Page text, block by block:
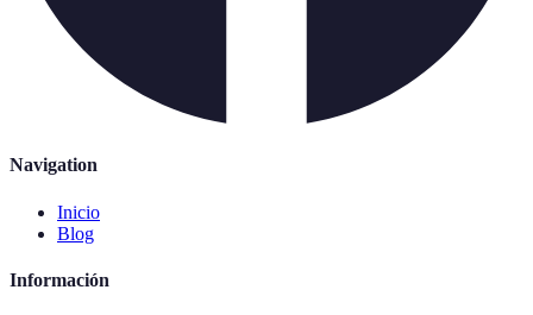
Navigation
Inicio
Blog
Información